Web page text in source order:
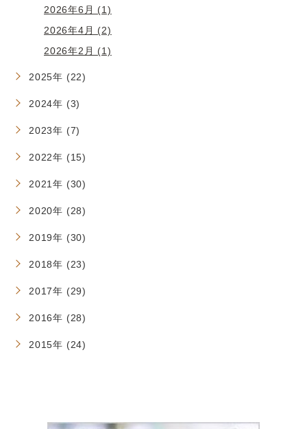
2026年6月 (1)
2026年4月 (2)
2026年2月 (1)
2025年 (22)
2024年 (3)
2023年 (7)
2022年 (15)
2021年 (30)
2020年 (28)
2019年 (30)
2018年 (23)
2017年 (29)
2016年 (28)
2015年 (24)